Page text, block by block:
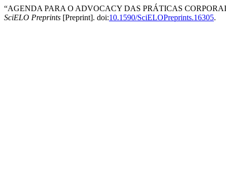
“AGENDA PARA O ADVOCACY DAS PRÁTICAS
SciELO Preprints [Preprint]. doi:10.1590/SciELOPreprints.16305.